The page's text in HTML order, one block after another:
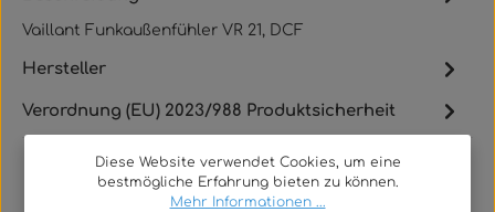
Vaillant Funkaußenfühler VR 21, DCF
Hersteller
Verordnung (EU) 2023/988 Produktsicherheit
Diese Website verwendet Cookies, um eine
bestmögliche Erfahrung bieten zu können.
Mehr Informationen ...